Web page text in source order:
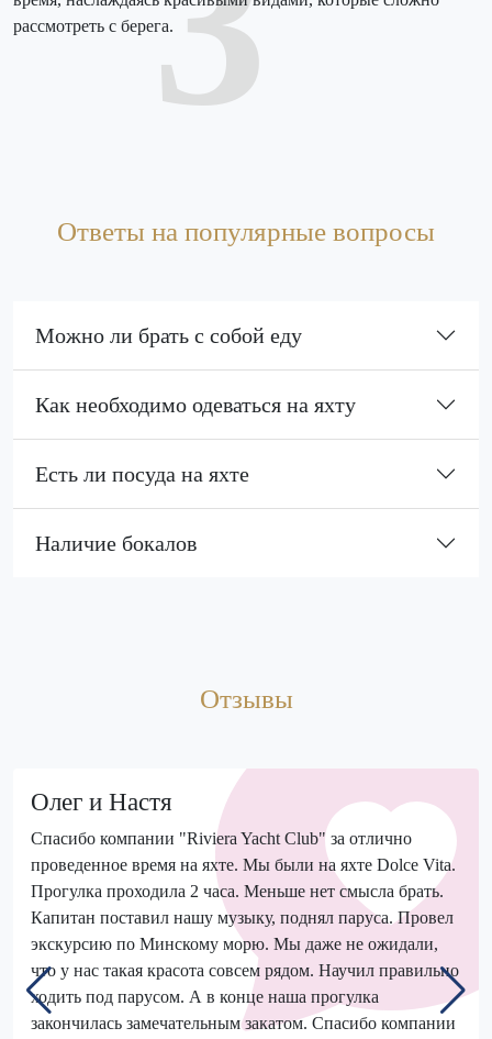
рассмотреть с берега.
Ответы на популярные вопросы
Можно ли брать с собой еду
Как необходимо одеваться на яхту
Есть ли посуда на яхте
Наличие бокалов
Отзывы
Олег и Настя
Спасибо компании "Riviera Yacht Club" за отлично
проведенное время на яхте. Мы были на яхте Dolce Vita.
Прогулка проходила 2 часа. Меньше нет смысла брать.
Капитан поставил нашу музыку, поднял паруса. Провел
экскурсию по Минскому морю. Мы даже не ожидали,
что у нас такая красота совсем рядом. Научил правильно
ходить под парусом. А в конце наша прогулка
закончилась замечательным закатом. Спасибо компании